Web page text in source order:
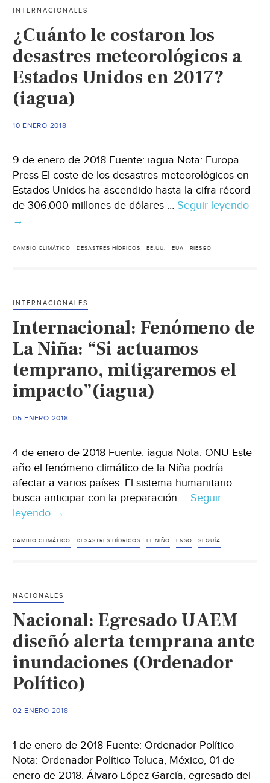
económico
ante
futuros
escenarios
de
escasez
de
agua
INTERNACIONALES
¿Cuánto le costaron los
desastres meteorológicos a
Estados Unidos en 2017?
(iagua)
10 ENERO 2018
9 de enero de 2018 Fuente: iagua Nota: Europa
Press El coste de los desastres meteorológicos en
Estados Unidos ha ascendido hasta la cifra récord
de 306.000 millones de dólares … Seguir leyendo
→
CAMBIO CLIMÁTICO DESASTRES HÍDRICOS EE.UU. EUA RIESGO
INTERNACIONALES
Internacional: Fenómeno de
La Niña: “Si actuamos
temprano, mitigaremos el
impacto”(iagua)
05 ENERO 2018
4 de enero de 2018 Fuente: iagua Nota: ONU Este
año el fenómeno climático de la Niña podría
afectar a varios países. El sistema humanitario
busca anticipar con la preparación … Seguir
leyendo Internacional:
de
actuamos
temprano,
mitigaremos
el
impacto”(iagua)
→
CAMBIO CLIMÁTICO DESASTRES HÍDRICOS EL NIÑO ENSO SEQUÍA
NACIONALES
Nacional: Egresado UAEM
diseñó alerta temprana ante
inundaciones (Ordenador
Político)
02 ENERO 2018
1 de enero de 2018 Fuente: Ordenador Político
Nota: Ordenador Político Toluca, México, 01 de
enero de 2018. Álvaro López García, egresado del